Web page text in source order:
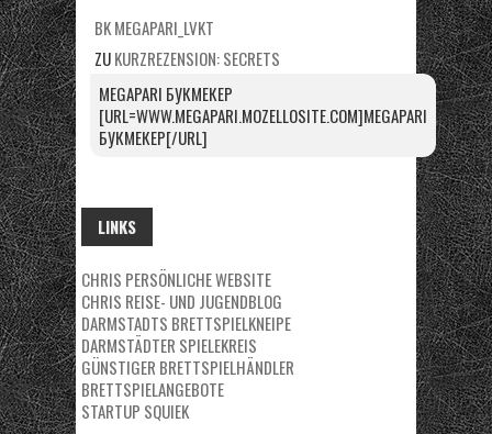
BK MEGAPARI_LVKT
ZUKURZREZENSION: SECRETS
MEGAPARI БУКМЕКЕР
[URL=WWW.MEGAPARI.MOZELLOSITE.COM]MEGAPARI
БУКМЕКЕР[/URL]
LINKS
CHRIS PERSÖNLICHE WEBSITE
CHRIS REISE- UND JUGENDBLOG
DARMSTADTS BRETTSPIELKNEIPE
DARMSTÄDTER SPIELEKREIS
GÜNSTIGER BRETTSPIELHÄNDLER
BRETTSPIELANGEBOTE
STARTUP SQUIEK